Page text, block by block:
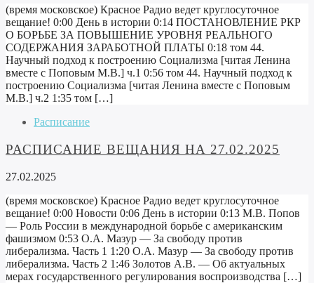
(время московское) Красное Радио ведет круглосуточное
вещание! 0:00 День в истории 0:14 ПОСТАНОВЛЕНИЕ РКР
О БОРЬБЕ ЗА ПОВЫШЕНИЕ УРОВНЯ РЕАЛЬНОГО
СОДЕРЖАНИЯ ЗАРАБОТНОЙ ПЛАТЫ 0:18 том 44.
Научный подход к построению Социализма [читая Ленина
вместе с Поповым М.В.] ч.1 0:56 том 44. Научный подход к
построению Социализма [читая Ленина вместе с Поповым
М.В.] ч.2 1:35 том […]
Расписание
РАСПИСАНИЕ ВЕЩАНИЯ НА 27.02.2025
27.02.2025
(время московское) Красное Радио ведет круглосуточное
вещание! 0:00 Новости 0:06 День в истории 0:13 М.В. Попов
— Роль России в международной борьбе с американским
фашизмом 0:53 О.А. Мазур — За свободу против
либерализма. Часть 1 1:20 О.А. Мазур — За свободу против
либерализма. Часть 2 1:46 Золотов А.В. — Об актуальных
мерах государственного регулирования воспроизводства […]